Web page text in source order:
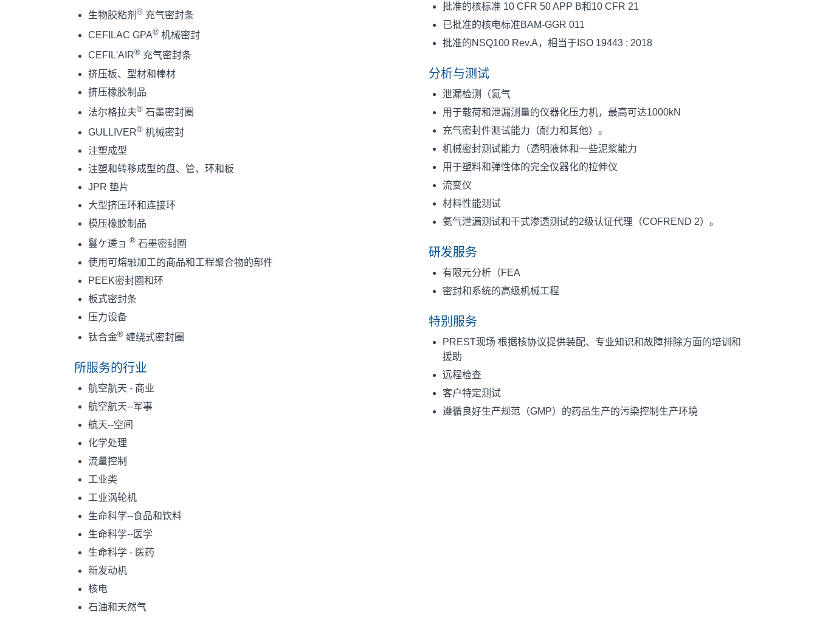
生物胶粘剂 ® 充气密封条
CEFILAC GPA® 机械密封
CEFIL'AIR® 充气密封条
挤压板、型材和棒材
挤压橡胶制品
法尔格拉夫® 石墨密封圈
GULLIVER® 机械密封
注塑成型
注塑和转移成型的盘、管、环和板
JPR 垫片
大型挤压环和连接环
模压橡胶制品
鬘ケ逶ョ ® 石墨密封圈
使用可熔融加工的商品和工程聚合物的部件
PEEK密封圈和环
板式密封条
压力设备
钛合金® 缠绕式密封圈
所服务的行业
航空航天 - 商业
航空航天--军事
航天--空间
化学处理
流量控制
工业类
工业涡轮机
生命科学--食品和饮料
生命科学--医学
生命科学 - 医药
新发动机
核电
石油和天然气
批准的核标准 10 CFR 50 APP B和10 CFR 21
已批准的核电标准BAM-GGR 011
批准的NSQ100 Rev.A，相当于ISO 19443 : 2018
分析与测试
泄漏检测（氦气
用于载荷和泄漏测量的仪器化压力机，最高可达1000kN
充气密封件测试能力（耐力和其他）。
机械密封测试能力（透明液体和一些泥浆能力
用于塑料和弹性体的完全仪器化的拉伸仪
流变仪
材料性能测试
氦气泄漏测试和干式渗透测试的2级认证代理（COFREND 2）。
研发服务
有限元分析（FEA
密封和系统的高级机械工程
特别服务
PREST现场 根据核协议提供装配、专业知识和故障排除方面的培训和
援助
远程检查
客户特定测试
遵循良好生产规范（GMP）的药品生产的污染控制生产环境